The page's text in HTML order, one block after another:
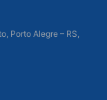
Porto Alegre – RS,